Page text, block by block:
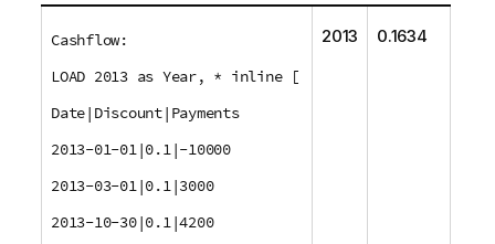
Cashflow:
LOAD 2013 as Year, * inline [
Date|Discount|Payments
2013-01-01|0.1|-10000
2013-03-01|0.1|3000
2013-10-30|0.1|4200
2013 0.1634